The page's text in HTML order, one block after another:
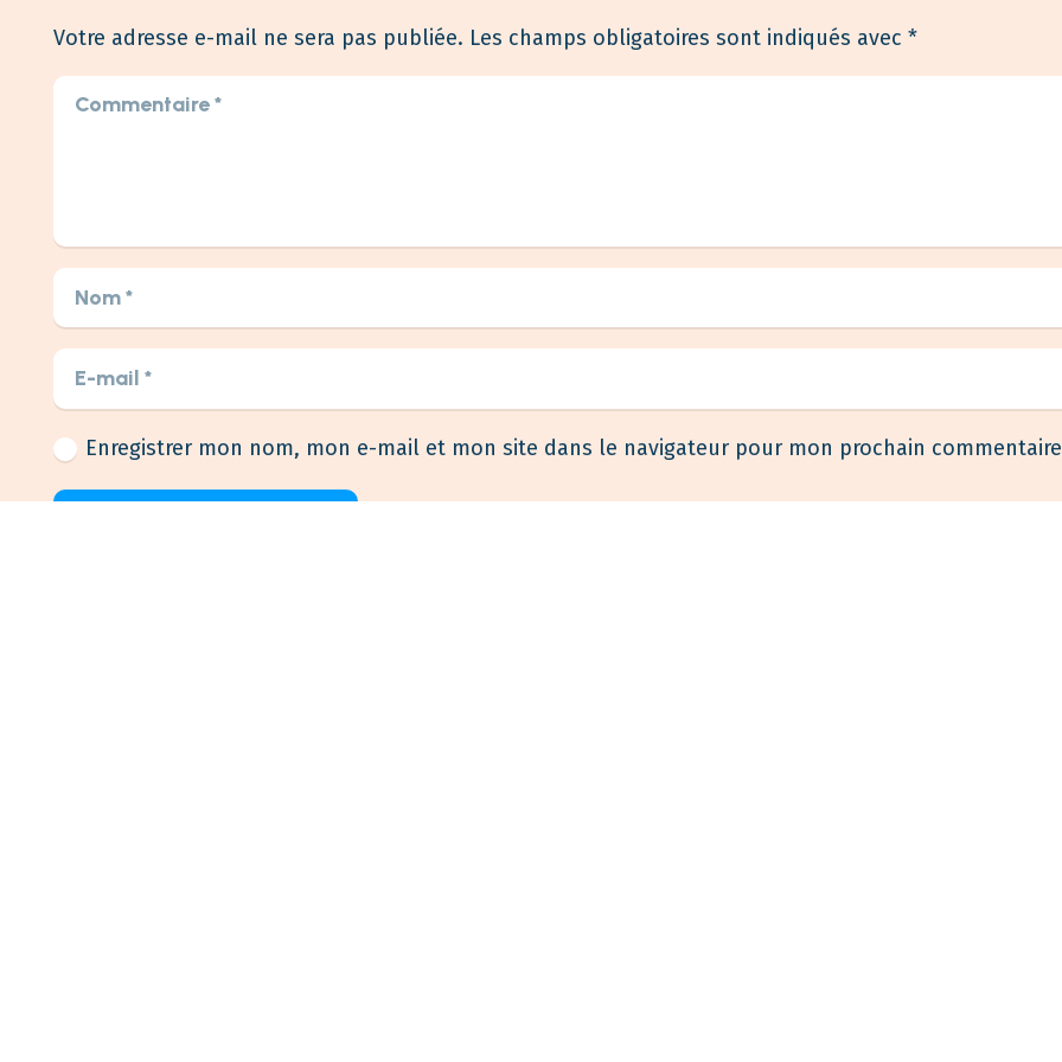
Votre adresse e-mail ne sera pas publiée. Les champs obligatoires sont indiqués avec *
Enregistrer mon nom, mon e-mail et mon site dans le navigateur pour mon prochain
d’Experts Anti-Nuisibles soucieuse de
l’environnement. Nous éradiquons tous
types de nuisibles de façon définitive. Vous
Désinfection